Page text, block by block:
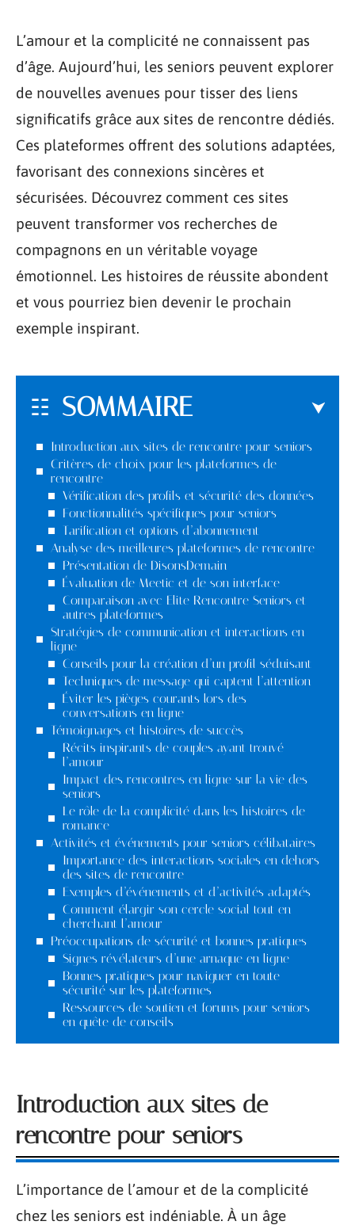
L’amour et la complicité ne connaissent pas
d’âge. Aujourd’hui, les seniors peuvent explorer
de nouvelles avenues pour tisser des liens
significatifs grâce aux sites de rencontre dédiés.
Ces plateformes offrent des solutions adaptées,
favorisant des connexions sincères et
sécurisées. Découvrez comment ces sites
peuvent transformer vos recherches de
compagnons en un véritable voyage
émotionnel. Les histoires de réussite abondent
et vous pourriez bien devenir le prochain
exemple inspirant.
SOMMAIRE
Introduction aux sites de rencontre pour seniors
Critères de choix pour les plateformes de
rencontre
Vérification des profils et sécurité des données
Fonctionnalités spécifiques pour seniors
Tarification et options d’abonnement
Analyse des meilleures plateformes de rencontre
Présentation de DisonsDemain
Évaluation de Meetic et de son interface
Comparaison avec Elite Rencontre Seniors et
autres plateformes
Stratégies de communication et interactions en
ligne
Conseils pour la création d’un profil séduisant
Techniques de message qui captent l’attention
Éviter les pièges courants lors des
conversations en ligne
Témoignages et histoires de succès
Récits inspirants de couples ayant trouvé
l’amour
Impact des rencontres en ligne sur la vie des
seniors
Le rôle de la complicité dans les histoires de
romance
Activités et événements pour seniors célibataires
Importance des interactions sociales en dehors
des sites de rencontre
Exemples d’événements et d’activités adaptés
Comment élargir son cercle social tout en
cherchant l’amour
Préoccupations de sécurité et bonnes pratiques
Signes révélateurs d’une arnaque en ligne
Bonnes pratiques pour naviguer en toute
sécurité sur les plateformes
Ressources de soutien et forums pour seniors
en quête de conseils
Introduction aux sites de
rencontre pour seniors
L’importance de l’amour et de la complicité
chez les seniors est indéniable. À un âge